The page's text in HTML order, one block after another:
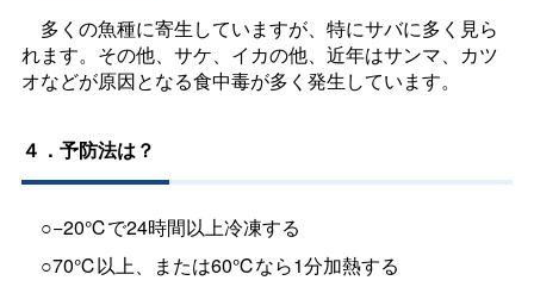
多くの魚種に寄生していますが、特にサバに多く見ら
れます。その他、サケ、イカの他、近年はサンマ、カツ
オなどが原因となる食中毒が多く発生しています。
４．予防法は？
○−20℃で24時間以上冷凍する
○70℃以上、または60℃なら1分加熱する